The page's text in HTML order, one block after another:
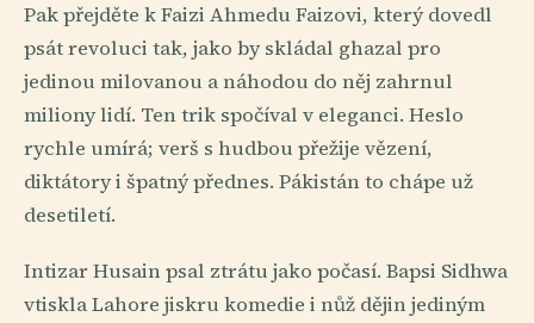
Pak přejděte k Faizi Ahmedu Faizovi, který dovedl
psát revoluci tak, jako by skládal ghazal pro
jedinou milovanou a náhodou do něj zahrnul
miliony lidí. Ten trik spočíval v eleganci. Heslo
rychle umírá; verš s hudbou přežije vězení,
diktátory i špatný přednes. Pákistán to chápe už
desetiletí.
Intizar Husain psal ztrátu jako počasí. Bapsi Sidhwa
vtiskla Lahore jiskru komedie i nůž dějin jediným